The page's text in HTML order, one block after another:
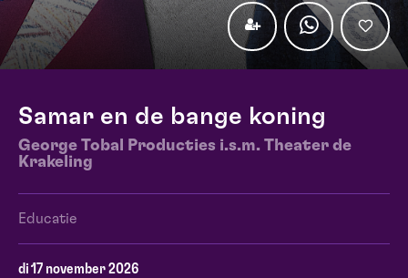
Samar en de bange koning
George Tobal Producties i.s.m. Theater de
Krakeling
Educatie
di 17 november 2026